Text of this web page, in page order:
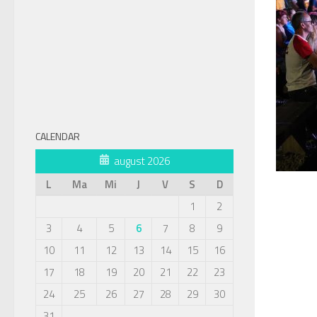
CALENDAR
august 2026
L
Ma Mi J V S
D
1
2
3
4 5 6 7 8
9
10
11 12 13 14 15
16
17
18 19 20 21 22
23
24
25 26 27 28 29
30